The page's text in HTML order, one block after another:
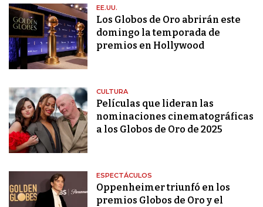
EE.UU.
Los Globos de Oro abrirán este
domingo la temporada de
premios en Hollywood
CULTURA
Películas que lideran las
nominaciones cinematográficas
a los Globos de Oro de 2025
ESPECTÁCULOS
Oppenheimer triunfó en los
premios Globos de Oro y el